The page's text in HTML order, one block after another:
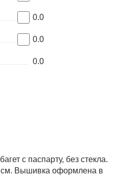
0.0
0.0
0.0
с паспарту, без стекла.
Вышивка оформлена в